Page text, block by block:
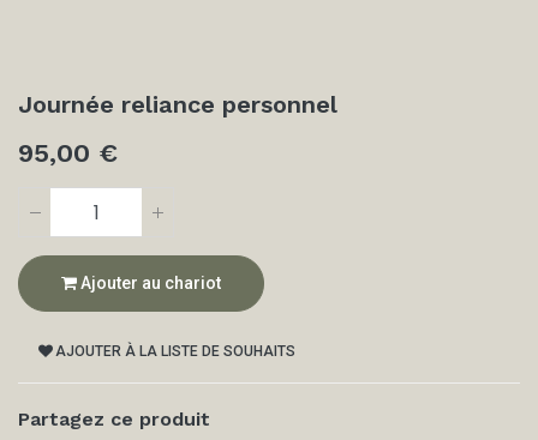
Journée reliance personnel
95,00 €
Ajouter au chariot
AJOUTER À LA LISTE DE SOUHAITS
Partagez ce produit